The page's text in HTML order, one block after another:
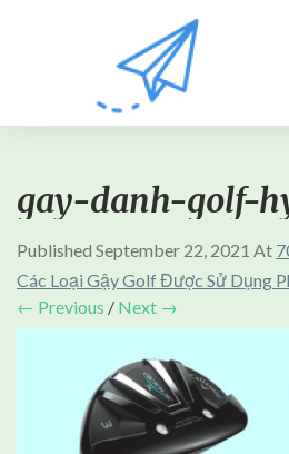
gay-danh-golf-
Published September 22, 2021 At
Các Loại Gậy Golf Được Sử Dụng
← Previous / Next →